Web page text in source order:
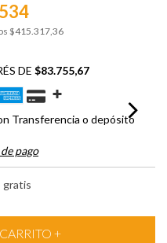
$415.317,36
DE $83.755,67
Transferencia o depósito
pago
gratis